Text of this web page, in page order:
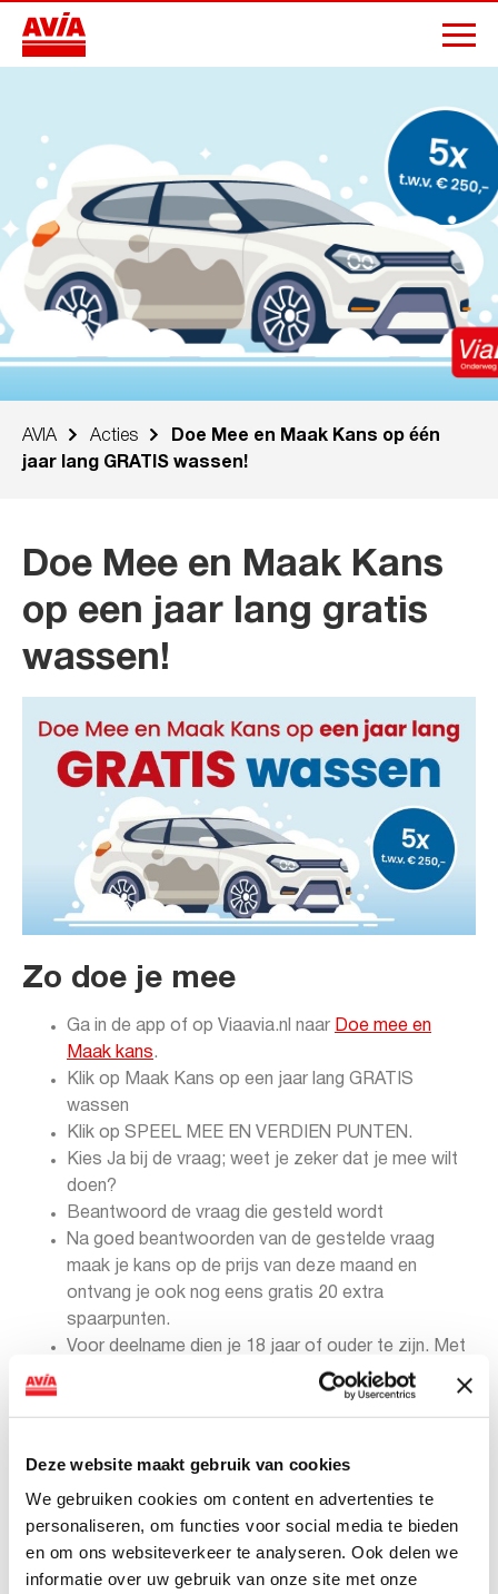
Deze website maakt gebruik van cookies
We gebruiken cookies om content en advertenties te
personaliseren, om functies voor social media te bieden
en om ons websiteverkeer te analyseren. Ook delen we
informatie over uw gebruik van onze site met onze
AVIA Acties
Doe Mee en Maak Kans op één
jaar lang GRATIS wassen!
Doe Mee en Maak Kans
op een jaar lang gratis
wassen!
Zo doe je mee
Ga in de app of op Viaavia.nl naar Doe mee en
Maak kans.
Klik op Maak Kans op een jaar lang GRATIS
wassen
Klik op SPEEL MEE EN VERDIEN PUNTEN.
Kies Ja bij de vraag; weet je zeker dat je mee wilt
doen?
Beantwoord de vraag die gesteld wordt
Na goed beantwoorden van de gestelde vraag
maak je kans op de prijs van deze maand en
ontvang je ook nog eens gratis 20 extra
spaarpunten.
Voor deelname dien je 18 jaar of ouder te zijn. Met
deelname ga je akkoord met de algemene
ViaAVIA